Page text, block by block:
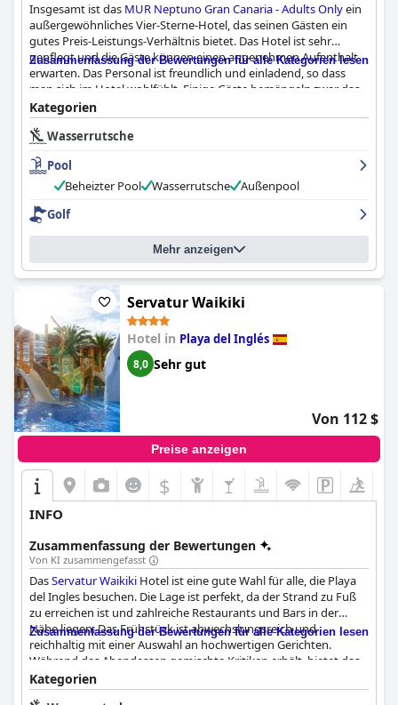
Insgesamt ist das MUR Neptuno Gran Canaria - Adults Onlyein
außergewöhnliches Vier-Sterne-Hotel, das seinen Gästen ein
gutes Preis-Leistungs-Verhältnis bietet. Das Hotel ist sehr
gepflegt und die Gäste können einen angenehmen Aufenthalt
erwarten. Das Personal ist freundlich und einladend, so dass
man sich im Hotel wohlfühlt. Einige Gäste bemängeln zwar das
schwache Frühstück, doch die hervorragenden Einrichtungen
und Dienstleistungen des Hotels machen dies mehr als wett.
Einige Gäste sind sogar der Meinung, dass das Hotel mehr als
vier Sterne verdient hätte. Trotz einiger kleinerer Probleme, wie
z. B. die Gebühren für die Nutzung des Safes, können die Gäste
einen komfortablen und angenehmen Aufenthalt in diesem
Zusammenfassung der Bewertungen für alle Kategorien lesen
Kategorien
Wasserrutsche
Pool
Beheizter Pool
Wasserrutsche
Außenpool
Golf
Mehr anzeigen
Servatur Waikiki
Hotel in Playa del Inglés
8,0 Sehr gut
Von 112 $
Preise anzeigen
$
INFO
Zusammenfassung der Bewertungen
Von KI zusammengefasst
DasServatur Waikiki Hotel ist eine gute Wahl für alle, die Playa
del Ingles besuchen. Die Lage ist perfekt, da der Strand zu Fuß
zu erreichen ist und zahlreiche Restaurants und Bars in der
Nähe liegen. Das Frühstück ist abwechslungsreich und
reichhaltig mit einer Auswahl an hochwertigen Gerichten.
Während das Abendessen gemischte Kritiken erhält, bietet das
Buffet eine große Auswahl an Optionen für Erwachsene und
Kinder. Die Zimmer sind in der Regel sauber und gemütlich, mit
Zusammenfassung der Bewertungen für alle Kategorien lesen
Kategorien